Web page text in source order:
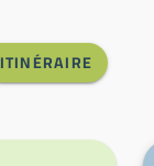
ITINÉRAIRE